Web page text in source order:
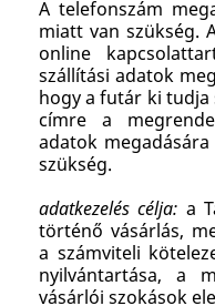
A telefonszám
miatt van szükség.
online
szállítási adatok
hogy a futár ki
címre a
adatok
szükség.
adatkezelés célja: a
történő vásárlás,
a számviteli
nyilvántartása, a
vásárlói szokások